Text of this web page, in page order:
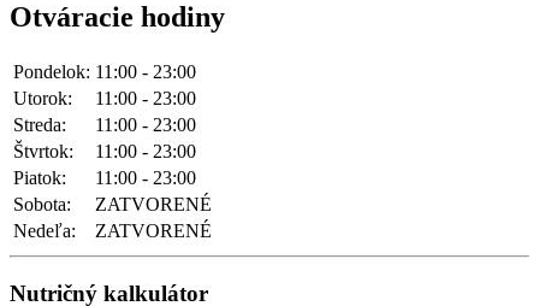
Otváracie hodiny
Pondelok: 11:00 - 23:00
Utorok:
11:00 - 23:00
Streda:
11:00 - 23:00
Štvrtok:
11:00 - 23:00
Piatok:
11:00 - 23:00
Sobota:
ZATVORENÉ
Nedeľa:
ZATVORENÉ
Nutričný kalkulátor